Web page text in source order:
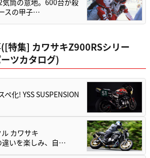
スの甲子…
特集] カワサキZ900RSシリー
ツカタログ)
化! YSS SUSPENSION
カワサキ
違いを楽しみ、自…